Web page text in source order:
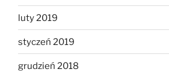
luty 2019
styczeń 2019
grudzień 2018